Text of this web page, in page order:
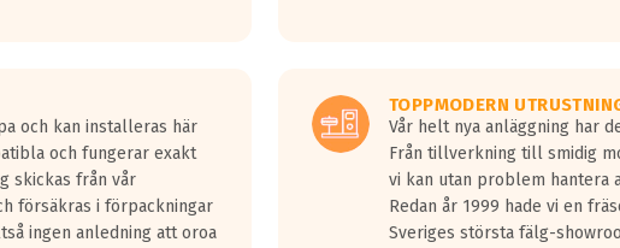
och kan installeras här
och fungerar exakt
skickas från vår
försäkras i förpackningar
ingen anledning att oroa
TOPPMODERN
Vår helt nya anläggning har
Från tillverkning till smidig
vi kan utan problem hantera
Redan år 1999 hade vi en
Sveriges största fälg-